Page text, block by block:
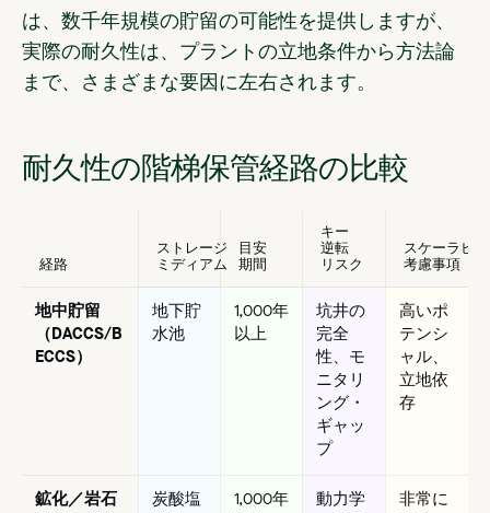
は、数千年規模の貯留の可能性を提供しますが、
実際の耐久性は、プラントの立地条件から方法論
まで、さまざまな要因に左右されます。
耐久性の階梯保管経路の比較
経路
ストレージ
ミディアム
目安
期間
キー
逆転
リスク
スケーラビ
考慮事項
地中貯留
（DACCS/B
ECCS）
地下貯
水池
1,000年
以上
坑井の
完全
性、モ
ニタリ
ング・
ギャッ
プ
高いポ
テンシ
ャル、
立地依
存
鉱化／岩石
炭酸塩
1,000年
動力学
非常に